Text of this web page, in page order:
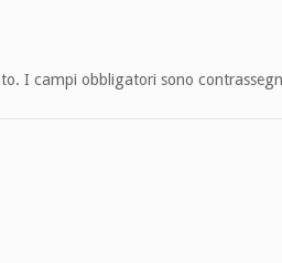
I campi obbligatori sono